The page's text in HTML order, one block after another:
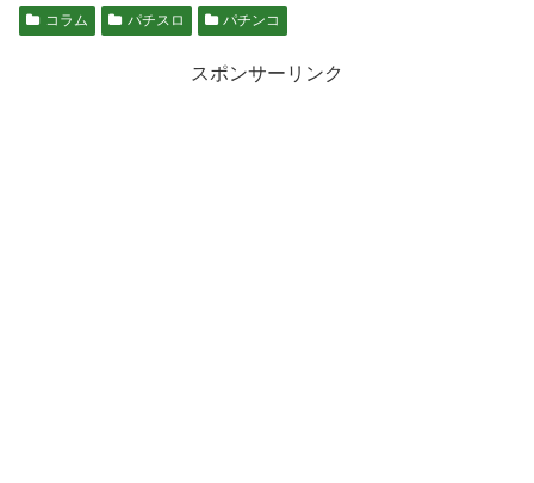
コラム パチスロ パチンコ
スポンサーリンク